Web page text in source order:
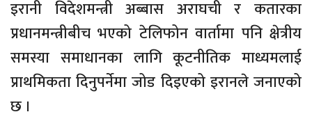
इरानी विदेशमन्त्री अब्बास अराघची र कतारका
प्रधानमन्त्रीबीच भएको टेलिफोन वार्तामा पनि क्षेत्रीय
समस्या समाधानका लागि कूटनीतिक माध्यमलाई
प्राथमिकता दिनुपर्नेमा जोड दिइएको इरानले जनाएको
छ ।